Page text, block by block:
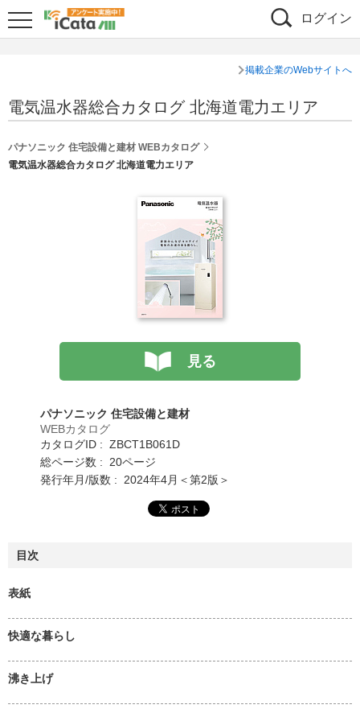
ログイン
掲載企業のWebサイトへ
電気温水器総合カタログ 北海道電力エリア
パナソニック 住宅設備と建材 WEBカタログ
電気温水器総合カタログ 北海道電力エリア
見る
パナソニック 住宅設備と建材
WEBカタログ
カタログID : ZBCT1B061D
総ページ数 : 20ページ
発行年月/版数 : 2024年4月＜第2版＞
目次
表紙
快適な暮らし
沸き上げ